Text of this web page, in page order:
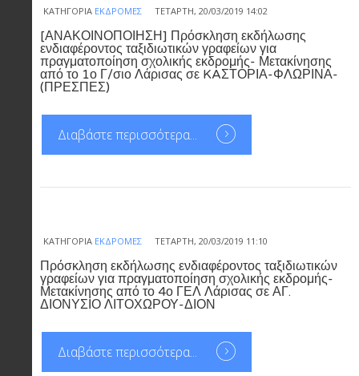
ΚΑΤΗΓΟΡΊΑ ΕΚΔΡΟΜΈΣ ΤΕΤΆΡΤΗ, 20/03/2019 14:02
[ΑΝΑΚΟΙΝΟΠΟΙΗΣΗ] Πρόσκληση εκδήλωσης
ενδιαφέροντος ταξιδιωτικών γραφείων για
πραγματοποίηση σχολικής εκδρομής- Μετακίνησης
από το 1ο Γ/σιο Λάρισας σε KAΣΤΟΡΙΑ-ΦΛΩΡΙΝΑ-
(ΠΡΕΣΠΕΣ)
Διαβάστε περισσότερα...
ΚΑΤΗΓΟΡΊΑ ΕΚΔΡΟΜΈΣ ΤΕΤΆΡΤΗ, 20/03/2019 11:10
Πρόσκληση εκδήλωσης ενδιαφέροντος ταξιδιωτικών
γραφείων για πραγματοποίηση σχολικής εκδρομής-
Μετακίνησης από το 4ο ΓΕΛ Λάρισας σε ΑΓ.
ΔΙΟΝΥΣΙΟ ΛΙΤΟΧΩΡΟΥ-ΔΙΟΝ
Διαβάστε περισσότερα...